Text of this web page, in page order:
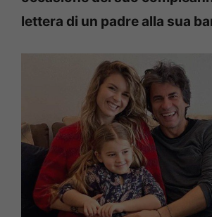
lettera di un padre alla sua